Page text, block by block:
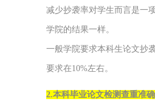
免责声明
隐私声明
减少抄袭率对学生而言是一
学院的结果一样。
一般学院要求本科生论文抄
要求在10%左右。
2.本科毕业论文检测查重准